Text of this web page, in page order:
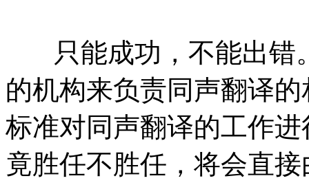
只能成功，不能出错
的机构来负责同声翻译
标准对同声翻译的工作
竟胜任不胜任，将会直